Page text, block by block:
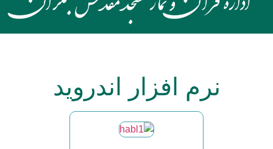
نرم افزار اندروید